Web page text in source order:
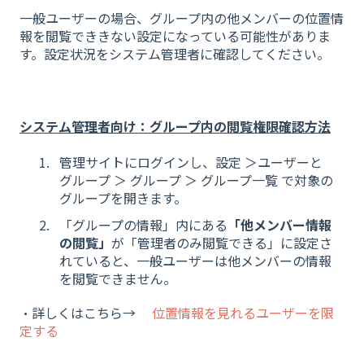
一般ユーザーの場合、グループ内の他メンバーの位置情
報を閲覧でききない設定になっている可能性がありま
す。設定状況をシステム管理者に確認してください。
システム管理者向け：グループ内の閲覧権限確認方法
管理サイトにログインし、設定 ＞ユーザーと
グループ ＞ グループ ＞ グループ一覧 で対象の
グループを開きます。
「グループの情報」内にある 「他メンバー情報
の閲覧」 が「管理者のみ閲覧できる」に設定さ
れていると、一般ユーザーは他メンバーの情報
を閲覧できません。
・詳しくはこちら→ 位置情報を見れるユーザーを限
定する